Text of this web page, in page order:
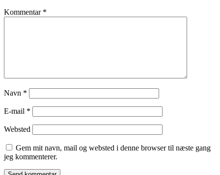
Kommentar *
Navn *
E-mail *
Websted
Gem mit navn, mail og websted i denne browser til næste gang
jeg kommenterer.